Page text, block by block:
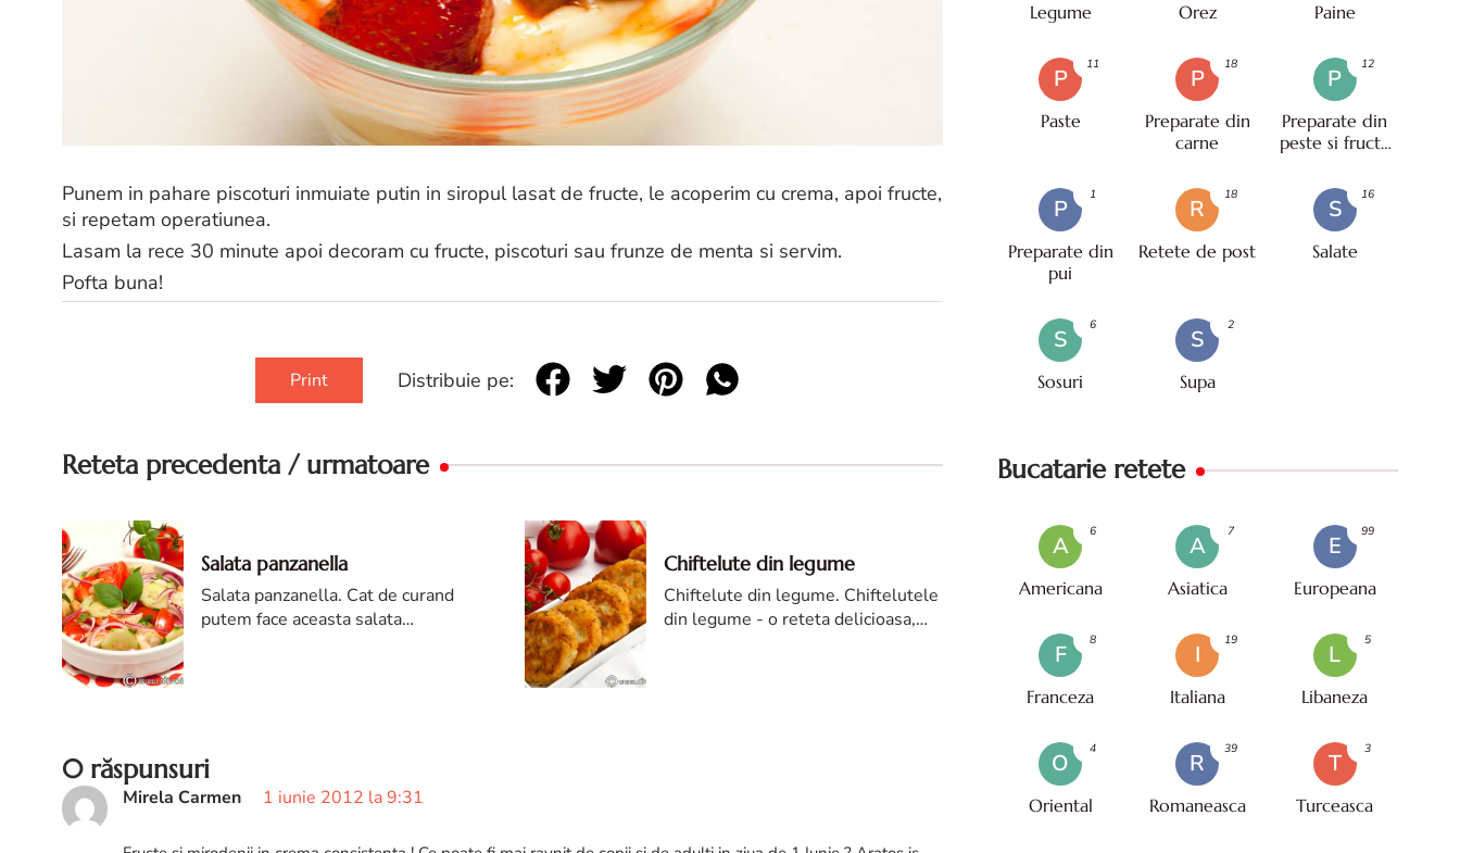
Punem in pahare piscoturi inmuiate putin in siropul lasat de fructe, le acoperim cu crema, apoi fructe,
si repetam operatiunea.
Lasam la rece 30 minute apoi decoram cu fructe, piscoturi sau frunze de menta si servim.
Pofta buna!
Print Distribuie pe:
Reteta precedenta / urmatoare
Salata panzanella
Salata panzanella. Cat de curand
putem face aceasta salata
Chiftelute din legume
Chiftelute din legume. Chiftelutele
din legume - o reteta delicioasa,
0 răspunsuri
Mirela Carmen 1 iunie 2012 la 9:31
Legume Orez Paine
P
Paste
11
P
Preparate din
carne
18
P
Preparate din
peste si fructe
12
P
Preparate din
pui
1
R
Retete de post
18
S
Salate
16
S
Sosuri
6
S
Supa
2
Bucatarie retete
A
Americana
6
A
Asiatica
7
E
Europeana
99
F
Franceza
8
I
Italiana
19
L
Libaneza
5
O
Oriental
4
R
Romaneasca
39
T
Turceasca
3